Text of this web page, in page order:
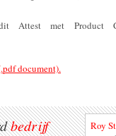
met Product
document).
bedrijf Roy